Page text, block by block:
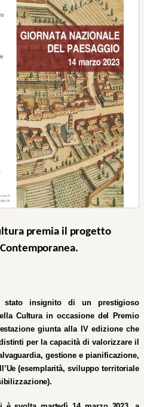
premia il progetto
stato insignito di un prestigioso
Cultura in occasione del Premio
giunta alla IV edizione che
per la capacità di valorizzare il
gestione e pianificazione,
(esemplarità, sviluppo territoriale